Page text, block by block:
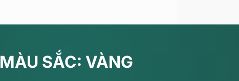
MÀU SẮC: VÀNG